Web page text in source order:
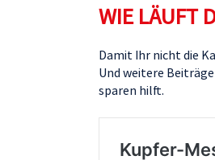
WIE LÄUFT
Damit Ihr nicht die
Und weitere
sparen hilft.